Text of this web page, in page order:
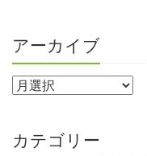
アーカイブ
カテゴリー